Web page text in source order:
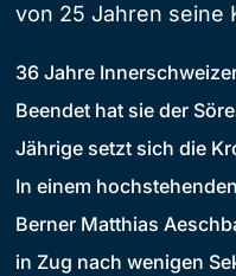
von 25 Jahren seine
36 Jahre
Beendet hat sie der
Jährige setzt sich die
In einem
Berner Matthias
in Zug nach wenigen